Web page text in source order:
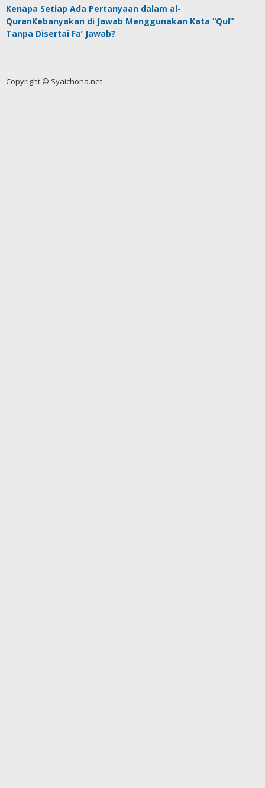
Kenapa Setiap Ada Pertanyaan dalam al-
QuranKebanyakan di Jawab Menggunakan Kata “Qul”
Tanpa Disertai Fa’ Jawab?
Copyright © Syaichona.net